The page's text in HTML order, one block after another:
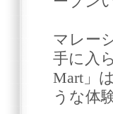
マレー
手に入
Mart」
うな体